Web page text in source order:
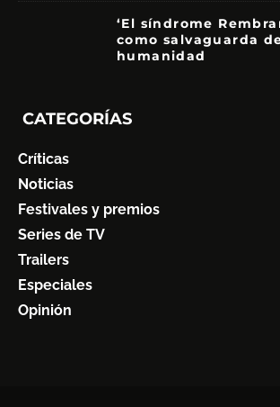
‘El síndrome
como salvaguarda
humanidad
CATEGORÍAS
Críticas
Noticias
Festivales y premios
Series de TV
Trailers
Especiales
Opinión